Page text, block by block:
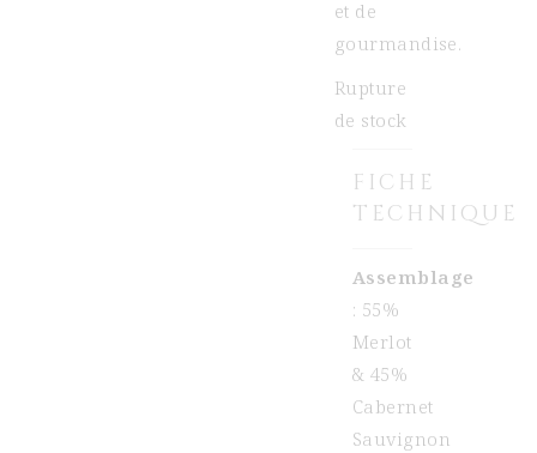
et de
gourmandise.
Rupture
de stock
FICHE
TECHNIQUE
Assemblage
: 55%
Merlot
& 45%
Cabernet
Sauvignon